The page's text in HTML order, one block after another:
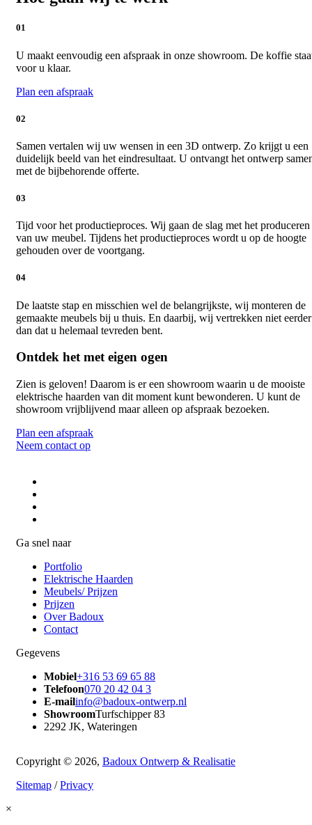
01
U maakt eenvoudig een afspraak in onze showroom. De koffie
voor u klaar.
Plan een afspraak
02
Samen vertalen wij uw wensen in een 3D ontwerp. Zo krijgt u een
duidelijk beeld van het eindresultaat. U ontvangt het ontwerp
met de bijbehorende offerte.
03
Tijd voor het productieproces. Wij gaan de slag met het produceren
van uw meubel. Tijdens het productieproces wordt u op de hoogte
gehouden over de voortgang.
04
De laatste stap en misschien wel de belangrijkste, wij monteren de
gemaakte meubels bij u thuis. En daarbij, wij vertrekken niet eerder
dan dat u helemaal tevreden bent.
Ontdek het met eigen ogen
Zien is geloven! Daarom is er een showroom waarin u de mooiste
elektrische haarden van dit moment kunt bewonderen. U kunt de
showroom vrijblijvend maar alleen op afspraak bezoeken.
Plan een afspraak
Neem contact op
Ga snel naar
Portfolio
Elektrische Haarden
Meubels/ Prijzen
Prijzen
Over Badoux
Contact
Gegevens
Mobiel+316 53 69 65 88
Telefoon070 20 42 04 3
E-mailinfo@badoux-ontwerp.nl
ShowroomTurfschipper 83
2292 JK, Wateringen
Copyright © 2026, Badoux Ontwerp & Realisatie
Sitemap /Privacy
×